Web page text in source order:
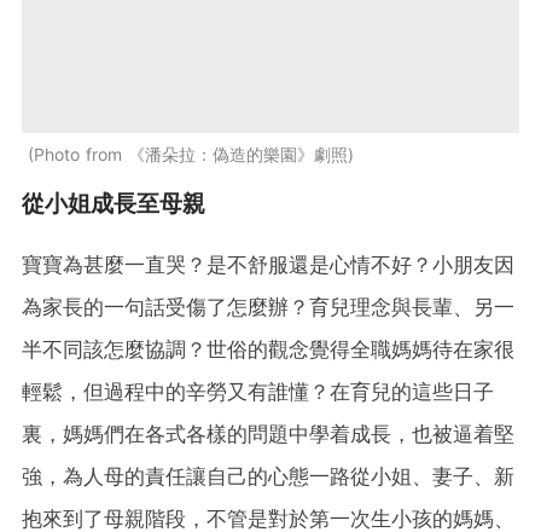
Photo from 《潘朵拉：偽造的樂園》劇照
從小姐成長至母親
寶寶為甚麼一直哭？是不舒服還是心情不好？小朋友因
為家長的一句話受傷了怎麼辦？育兒理念與長輩、另一
半不同該怎麼協調？世俗的觀念覺得全職媽媽待在家很
輕鬆，但過程中的辛勞又有誰懂？在育兒的這些日子
裏，媽媽們在各式各樣的問題中學着成長，也被逼着堅
強，為人母的責任讓自己的心態一路從小姐、妻子、新
抱來到了母親階段，不管是對於第一次生小孩的媽媽、